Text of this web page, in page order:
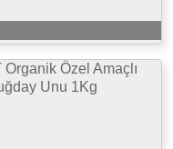
Organik Özel Amaçlı
Unu 1Kg